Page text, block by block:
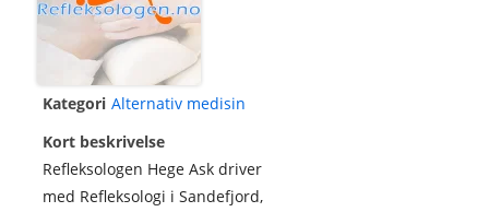
Kategori Alternativ medisin
Kort beskrivelse
Refleksologen Hege Ask driver
med Refleksologi i Sandefjord,